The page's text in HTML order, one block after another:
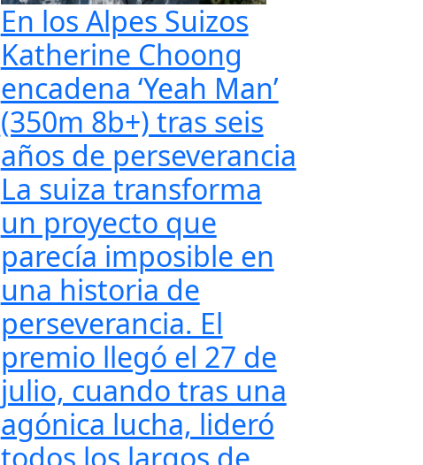
En los Alpes Suizos
Katherine Choong
encadena ‘Yeah Man’
(350m 8b+) tras seis
años de perseverancia
La suiza transforma
un proyecto que
parecía imposible en
una historia de
perseverancia. El
premio llegó el 27 de
julio, cuando tras una
agónica lucha, lideró
todos los largos de